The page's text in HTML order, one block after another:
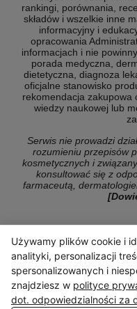
rankingi, porównania,
składów i wszelkie inne
informacyjny i
opracowania
informacjach i nie
porada medyczna,
dietetyczna, diagnoza
oficjalne stanowisko
rekomendacja zakupowa
wiedzy naukowej lub
Serwis nie prowadzi
rozumieniu przepisów
kosmetycznych i
konsultować się z
farmaceutą,
© Copyright
Używamy plików cookie i
analityki, personalizacji
spersonalizowanych i
znajdziesz w polityce
dot. odpowiedzialności za